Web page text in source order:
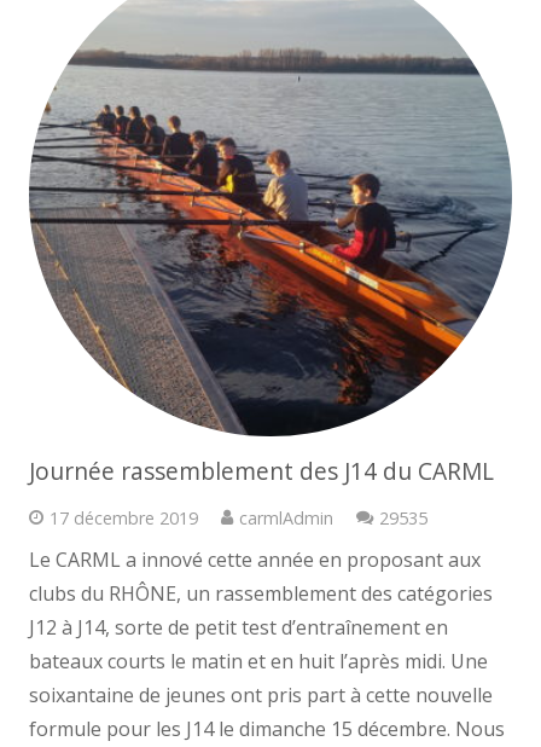
Journée rassemblement des J14 du CARML
17 décembre 2019 carmlAdmin 29535
Le CARML a innové cette année en proposant aux
clubs du RHÔNE, un rassemblement des catégories
J12 à J14, sorte de petit test d’entraînement en
bateaux courts le matin et en huit l’après midi. Une
soixantaine de jeunes ont pris part à cette nouvelle
formule pour les J14 le dimanche 15 décembre. Nous